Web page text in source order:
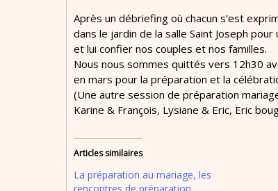
Après un débriefing où chacun s’est
dans le jardin de la salle Saint Joseph
et lui confier nos couples et nos familles.
Nous nous sommes quittés vers 12h30
en mars pour la préparation et la
(Une autre session de préparation
Karine & François, Lysiane & Eric, Eric
Articles similaires
La préparation au mariage, les